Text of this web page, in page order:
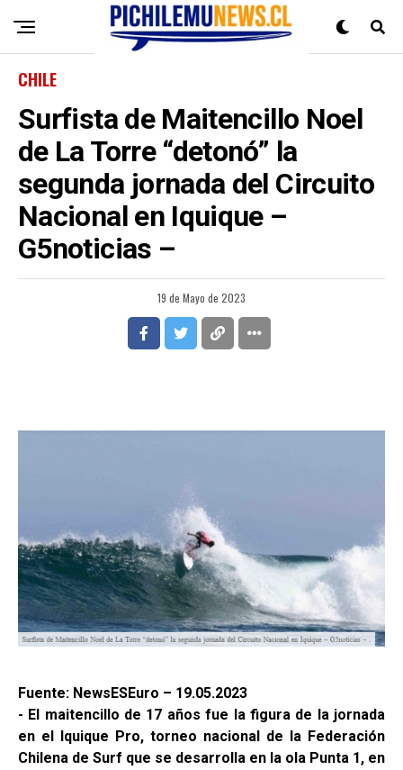
CHILE
Surfista de Maitencillo Noel
de La Torre “detonó” la
segunda jornada del Circuito
Nacional en Iquique –
G5noticias –
19 de Mayo de 2023
Fuente: NewsESEuro – 19.05.2023
- El maitencillo de 17 años fue la figura de la jornada
en el Iquique Pro, torneo nacional de la Federación
Chilena de Surf que se desarrolla en la ola Punta 1, en